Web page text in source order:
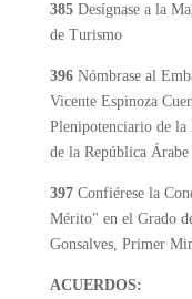
385Desígnase a la
de Turismo
396Nómbrase al
Vicente Espinoza
Plenipotenciario de la
de la República
397Confiérese la
Mérito" en el Grado
Gonsalves, Primer
ACUERDOS: